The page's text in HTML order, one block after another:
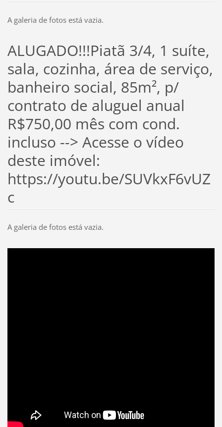
A galeria de fotos está vazia.
ALUGADO!!!Piatã 3/4, 1 suíte,
sala, cozinha, área de serviço,
banheiro social, 85m², p/
contrato de aluguel anual
R$750,00 mês com cond.
incluso --> Acesse o vídeo
deste imóvel:
https://youtu.be/SUVkxF6vUZ
c
A galeria de fotos está vazia.